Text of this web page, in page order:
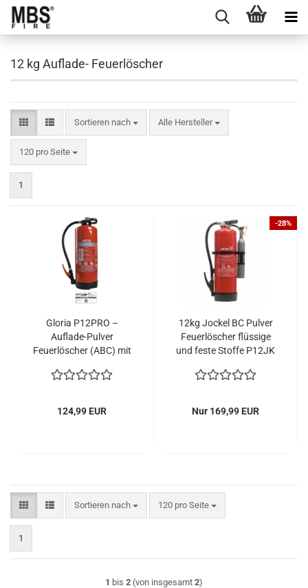
12 kg Auflade- Feuerlöscher
Sortieren nach
Sortieren nach Alle Hersteller
120 pro Seite
pro Seite
1
Gloria P12PRO –
Auflade-Pulver
Feuerlöscher (ABC) mit
an elektrischen
EN3, 12 kg, 15 LE
124,99 EUR
-28%
12kg Jockel BC Pulver
Feuerlöscher flüssige
und feste Stoffe P12JK
Nur 169,99 EUR
Sortieren nach
Sortieren nach 120 pro Seite
pro Seite
1
1 bis 2 (von insgesamt 2)